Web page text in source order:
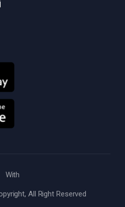
With
All Right Reserved